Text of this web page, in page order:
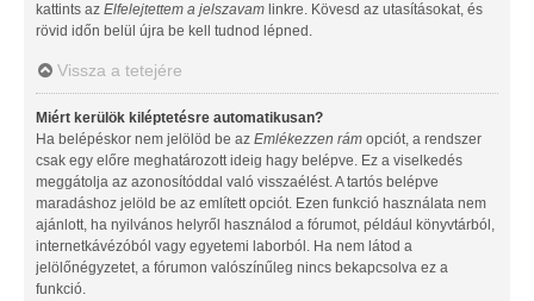
kattints az Elfelejtettem a jelszavam linkre. Kövesd az utasításokat, és
rövid időn belül újra be kell tudnod lépned.
Vissza a tetejére
Miért kerülök kiléptetésre automatikusan?
Ha belépéskor nem jelölöd be az Emlékezzen rám opciót, a rendszer
csak egy előre meghatározott ideig hagy belépve. Ez a viselkedés
meggátolja az azonosítóddal való visszaélést. A tartós belépve
maradáshoz jelöld be az említett opciót. Ezen funkció használata nem
ajánlott, ha nyilvános helyről használod a fórumot, például könyvtárból,
internetkávézóból vagy egyetemi laborból. Ha nem látod a
jelölőnégyzetet, a fórumon valószínűleg nincs bekapcsolva ez a
funkció.